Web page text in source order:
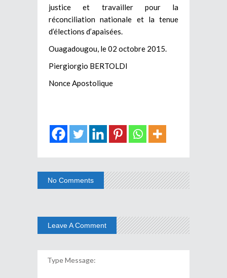
justice et travailler pour la
réconciliation nationale et la tenue
d’élections d’apaisées.
Ouagadougou, le 02 octobre 2015.
Piergiorgio BERTOLDI
Nonce Apostolique
No Comments
Leave A Comment